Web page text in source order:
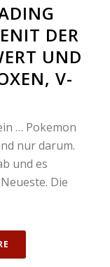
DER
UND
V-
… Pokemon
nur darum.
und es
Die